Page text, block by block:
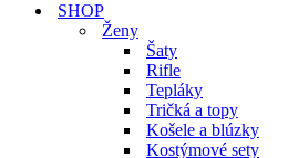
SHOP
Ženy
Šaty
Rifle
Tepláky
Tričká a topy
Košele a blúzky
Kostýmové sety